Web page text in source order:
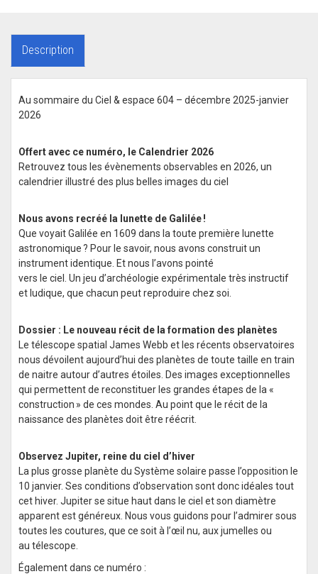
Description
Au sommaire du Ciel & espace 604 – décembre 2025-janvier
2026
Offert avec ce numéro, le Calendrier 2026
Retrouvez tous les évènements observables en 2026, un
calendrier illustré des plus belles images du ciel
Nous avons recréé la lunette de Galilée !
Que voyait Galilée en 1609 dans la toute première lunette
astronomique ? Pour le savoir, nous avons construit un
instrument identique. Et nous l’avons pointé
vers le ciel. Un jeu d’archéologie expérimentale très instructif
et ludique, que chacun peut reproduire chez soi.
Dossier : Le nouveau récit de la formation des planètes
Le télescope spatial James Webb et les récents observatoires
nous dévoilent aujourd’hui des planètes de toute taille en train
de naitre autour d’autres étoiles. Des images exceptionnelles
qui permettent de reconstituer les grandes étapes de la «
construction » de ces mondes. Au point que le récit de la
naissance des planètes doit être réécrit.
Observez Jupiter, reine du ciel d’hiver
La plus grosse planète du Système solaire passe l’opposition le
10 janvier. Ses conditions d’observation sont donc idéales tout
cet hiver. Jupiter se situe haut dans le ciel et son diamètre
apparent est généreux. Nous vous guidons pour l’admirer sous
toutes les coutures, que ce soit à l’œil nu, aux jumelles ou
au télescope.
Également dans ce numéro :